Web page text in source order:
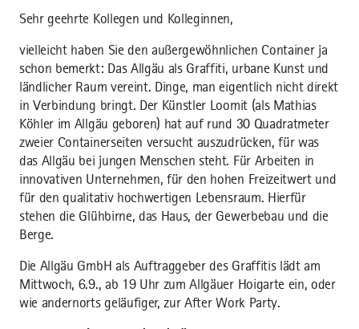
Sehr geehrte Kollegen und Kolleginnen,
vielleicht haben Sie den außergewöhnlichen Container ja
schon bemerkt: Das Allgäu als Graffiti, urbane Kunst und
ländlicher Raum vereint. Dinge, man eigentlich nicht direkt
in Verbindung bringt. Der Künstler Loomit (als Mathias
Köhler im Allgäu geboren) hat auf rund 30 Quadratmeter
zweier Containerseiten versucht auszudrücken, für was
das Allgäu bei jungen Menschen steht. Für Arbeiten in
innovativen Unternehmen, für den hohen Freizeitwert und
für den qualitativ hochwertigen Lebensraum. Hierfür
stehen die Glühbirne, das Haus, der Gewerbebau und die
Berge.
Die Allgäu GmbH als Auftraggeber des Graffitis lädt am
Mittwoch, 6.9., ab 19 Uhr zum Allgäuer Hoigarte ein, oder
wie andernorts geläufiger, zur After Work Party.